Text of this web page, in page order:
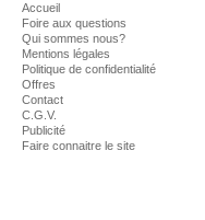
Accueil
Foire aux questions
Qui sommes nous?
Mentions légales
Politique de confidentialité
Offres
Contact
C.G.V.
Publicité
Faire connaitre le site